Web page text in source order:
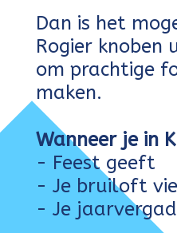
Dan is het
Rogier knoben
om prachtige
maken.
Wanneer je in
- Feest geeft
- Je bruiloft
- Je